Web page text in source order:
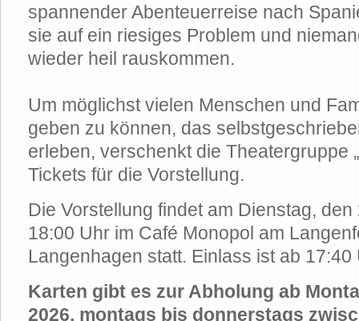
spannender Abenteuerreise nach
sie auf ein riesiges Problem und
wieder heil rauskommen.
Um möglichst vielen Menschen und
geben zu können, das
erleben, verschenkt die Theatergruppe
Tickets für die Vorstellung.
Die Vorstellung findet am Dienstag,
18:00 Uhr im Café Monopol am
Langenhagen statt. Einlass ist ab 17:40
Karten gibt es zur Abholung ab
2026, montags bis donnerstags